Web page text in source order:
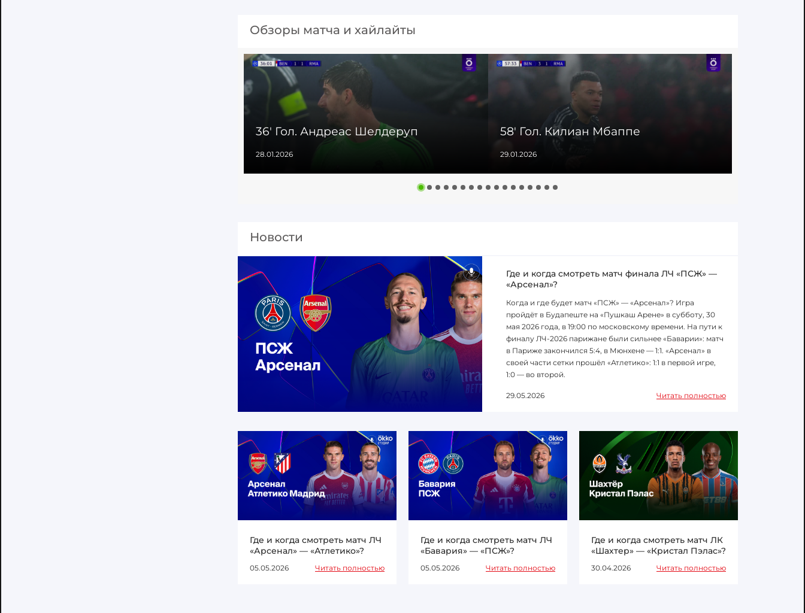
Обзоры матча и хайлайты
36' Гол. Андреас Шелдеруп
28.01.2026
58' Гол. Килиан Мбаппе
29.01.2026
Новости
Где и когда смотреть матч финала ЛЧ «ПСЖ» —
«Арсенал»?
Когда и где будет матч «ПСЖ» — «Арсенал»? Игра
пройдёт в Будапеште на «Пушкаш Арене» в субботу, 30
мая 2026 года, в 19:00 по московскому времени. На пути к
финалу ЛЧ-2026 парижане были сильнее «Баварии»: матч
в Париже закончился 5:4, в Мюнхене — 1:1. «Арсенал» в
своей части сетки прошёл «Атлетико»: 1:1 в первой игре,
1:0 — во второй.
29.05.2026 Читать полностью
Где и когда смотреть матч ЛЧ
«Арсенал» — «Атлетико»?
05.05.2026 Читать полностью
Где и когда смотреть матч ЛЧ
«Бавария» — «ПСЖ»?
05.05.2026 Читать полностью
Где и когда смотреть матч ЛК
«Шахтер» — «Кристал Пэлас»?
30.04.2026 Читать полностью